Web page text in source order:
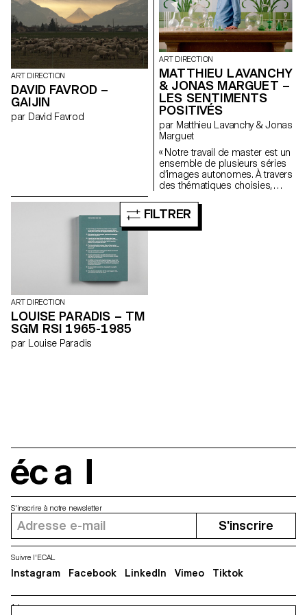
Vacheron forment ce premier
numéro de Spheres. spheres-
publication.ch
nombreuses interrogations sur
le monde du sport et de
l’olympisme…
ART DIRECTION
DAVID FAVROD –
GAIJIN
par David Favrod
ART DIRECTION
MATTHIEU LAVANCHY
& JONAS MARGUET –
LES SENTIMENTS
POSITIVÉS
par Matthieu Lavanchy & Jonas
Marguet
« Notre travail de master est un
ensemble de plusieurs séries
d’images autonomes. À travers
des thématiques choisies,
genre photographique
s’appuyant sur une diversité de
formes, de couleurs et de
Marguet
ART DIRECTION
LOUISE PARADIS – TM
SGM RSI 1965-1985
par Louise Paradis
FILTRER
Adresse
S'inscrire à notre newsletter
S'inscrire
Suivre l'ECAL
Instagram Facebook LinkedIn Vimeo Tiktok